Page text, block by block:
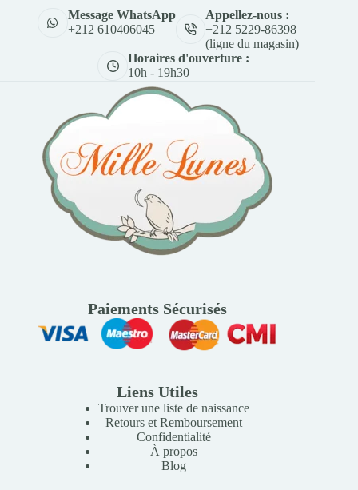
Message WhatsApp
+212 610406045
Appellez-nous :
+212 5229-86398
(ligne du magasin)
Horaires d'ouverture :
10h - 19h30
Paiements Sécurisés
Liens Utiles
Trouver une liste de naissance
Retours et Remboursement
Confidentialité
À propos
Blog